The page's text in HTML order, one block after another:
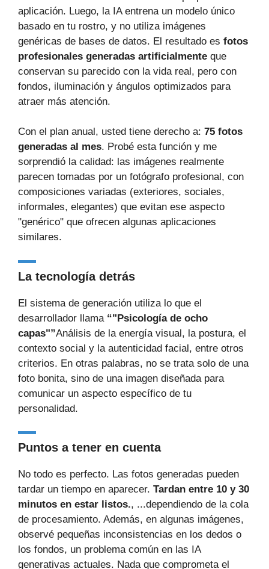
aplicación. Luego, la IA entrena un modelo único
basado en tu rostro, y no utiliza imágenes
genéricas de bases de datos. El resultado es fotos
profesionales generadas artificialmente que
conservan su parecido con la vida real, pero con
fondos, iluminación y ángulos optimizados para
atraer más atención.
Con el plan anual, usted tiene derecho a: 75 fotos
generadas al mes. Probé esta función y me
sorprendió la calidad: las imágenes realmente
parecen tomadas por un fotógrafo profesional, con
composiciones variadas (exteriores, sociales,
informales, elegantes) que evitan ese aspecto
"genérico" que ofrecen algunas aplicaciones
similares.
La tecnología detrás
El sistema de generación utiliza lo que el
desarrollador llama “"Psicología de ocho
capas"”Análisis de la energía visual, la postura, el
contexto social y la autenticidad facial, entre otros
criterios. En otras palabras, no se trata solo de una
foto bonita, sino de una imagen diseñada para
comunicar un aspecto específico de tu
personalidad.
Puntos a tener en cuenta
No todo es perfecto. Las fotos generadas pueden
tardar un tiempo en aparecer. Tardan entre 10 y 30
minutos en estar listos., ...dependiendo de la cola
de procesamiento. Además, en algunas imágenes,
observé pequeñas inconsistencias en los dedos o
los fondos, un problema común en las IA
generativas actuales. Nada que comprometa el